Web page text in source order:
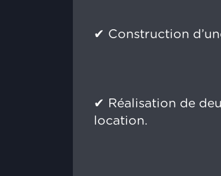
✔ Construction
✔ Réalisation de
location.